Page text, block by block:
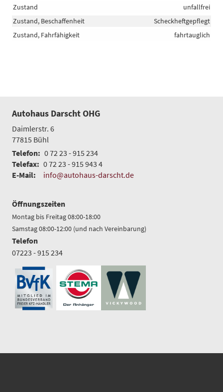
Zustand
unfallfrei
Zustand, Beschaffenheit
Scheckheftgepflegt
Zustand, Fahrfähigkeit
fahrtauglich
Autohaus Darscht OHG
Daimlerstr. 6
77815 Bühl
Telefon: 0 72 23 - 915 234
Telefax: 0 72 23 - 915 943 4
E-Mail:
info@autohaus-darscht.de
Öffnungszeiten
Montag bis Freitag 08:00-18:00
Samstag 08:00-12:00 (und nach Vereinbarung)
Telefon
07223 - 915 234